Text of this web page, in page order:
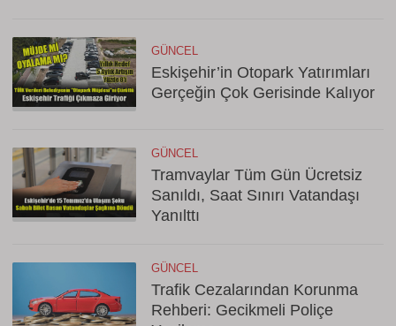
GÜNCEL
Eskişehir’in Otopark Yatırımları
Gerçeğin Çok Gerisinde Kalıyor
GÜNCEL
Tramvaylar Tüm Gün Ücretsiz
Sanıldı, Saat Sınırı Vatandaşı
Yanılttı
GÜNCEL
Trafik Cezalarından Korunma
Rehberi: Gecikmeli Poliçe